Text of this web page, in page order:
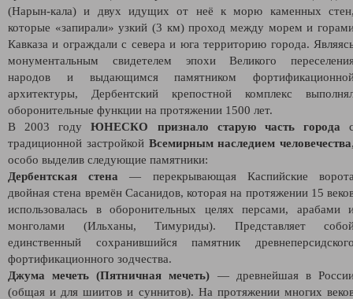
(Нарын-кала) и двух идущих от неё к морю каменных
которые «запирали» узкий (3 км) проход между морем и
Кавказа и ограждали с севера и юга территорию города.
монументальным свидетелем эпохи Великого
народов и выдающимся памятником
архитектуры, Дербентский крепостной комплекс
оборонительные функции на протяжении 1500 лет.
В 2003 годуЮНЕСКО признало старую часть города
традиционной застройкой Всемирным наследием человечества
особо выделив следующие памятники:
Дербентская стена — перекрывающая Каспийские
двойная стена времён Сасанидов, которая на протяжении 15
использовалась в оборонительных целях персами, арабами
монголами (Ильханы, Тимуриды). Представляет
единственный сохранившийся памятник
фортификационного зодчества.
Джума мечеть (Пятничная мечеть) — древнейшая в
(общая и для шиитов и суннитов). На протяжении многих